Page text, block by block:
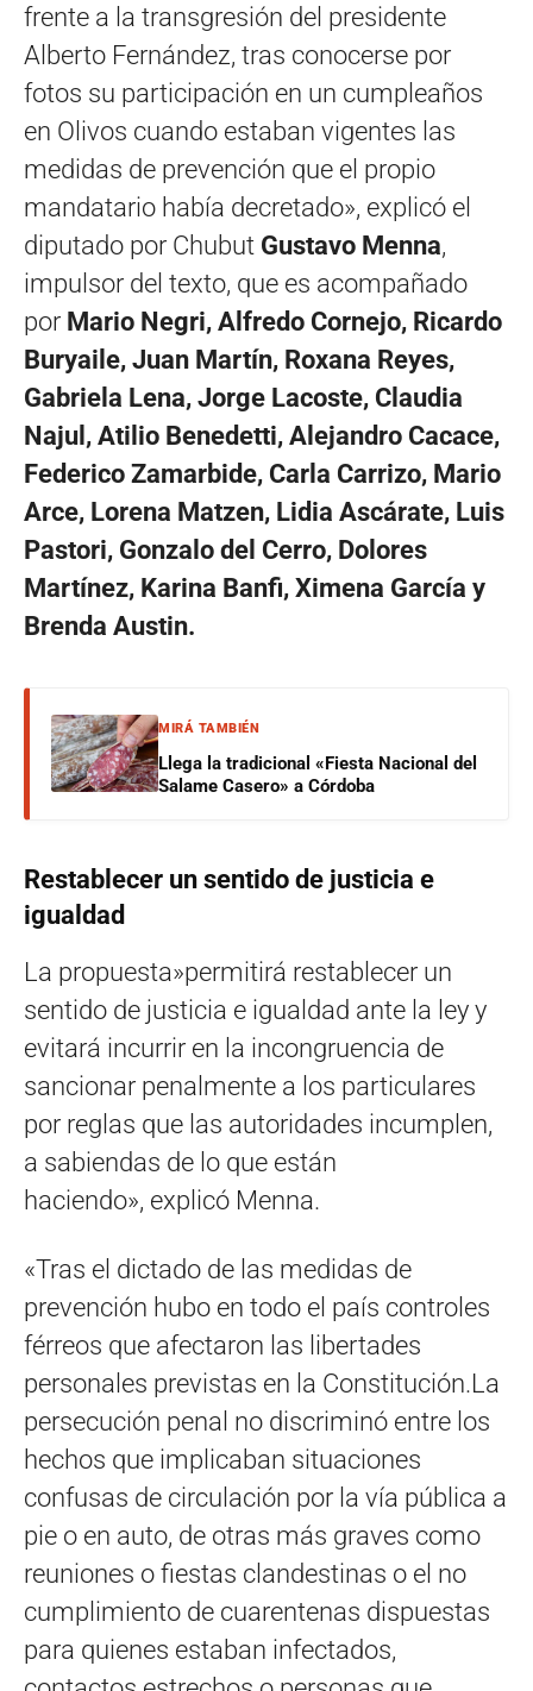
frente a la transgresión del presidente
Alberto Fernández, tras conocerse por
fotos su participación en un cumpleaños
en Olivos cuando estaban vigentes las
medidas de prevención que el propio
mandatario había decretado», explicó el
diputado por Chubut Gustavo Menna,
impulsor del texto, que es acompañado
por Mario Negri, Alfredo Cornejo, Ricardo
Buryaile, Juan Martín, Roxana Reyes,
Gabriela Lena, Jorge Lacoste, Claudia
Najul, Atilio Benedetti, Alejandro Cacace,
Federico Zamarbide, Carla Carrizo, Mario
Arce, Lorena Matzen, Lidia Ascárate, Luis
Pastori, Gonzalo del Cerro, Dolores
Martínez, Karina Banfi, Ximena García y
Brenda Austin.
MIRÁ TAMBIÉN
Llega la tradicional «Fiesta Nacional del
Salame Casero» a Córdoba
Restablecer un sentido de justicia e
igualdad
La propuesta»permitirá restablecer un
sentido de justicia e igualdad ante la ley y
evitará incurrir en la incongruencia de
sancionar penalmente a los particulares
por reglas que las autoridades incumplen,
a sabiendas de lo que están
haciendo», explicó Menna.
«Tras el dictado de las medidas de
prevención hubo en todo el país controles
férreos que afectaron las libertades
personales previstas en la Constitución.La
persecución penal no discriminó entre los
hechos que implicaban situaciones
confusas de circulación por la vía pública a
pie o en auto, de otras más graves como
reuniones o fiestas clandestinas o el no
cumplimiento de cuarentenas dispuestas
para quienes estaban infectados,